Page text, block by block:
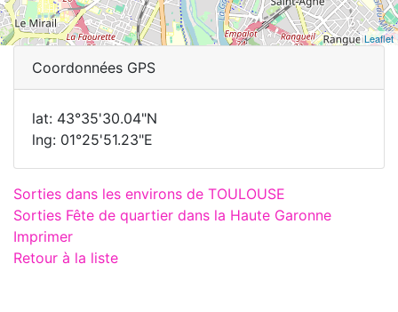
Leaflet
Coordonnées GPS
lat: 43°35'30.04"N
lng: 01°25'51.23"E
Sorties dans les environs de TOULOUSE
Sorties Fête de quartier dans la Haute Garonne
Imprimer
Retour à la liste